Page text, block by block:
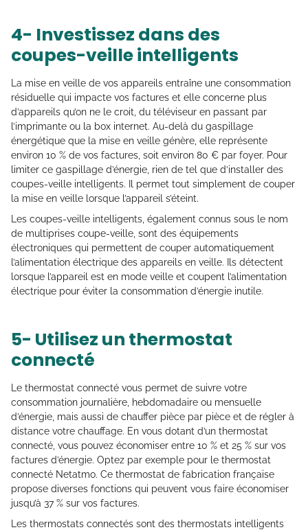
4- Investissez dans des
coupes-veille intelligents
La mise en veille de vos appareils entraîne une consommation
résiduelle qui impacte vos factures et elle concerne plus
d’appareils qu’on ne le croit, du téléviseur en passant par
l’imprimante ou la box internet. Au-delà du gaspillage
énergétique que la mise en veille génère, elle représente
environ 10 % de vos factures, soit environ 80 € par foyer. Pour
limiter ce gaspillage d’énergie, rien de tel que d’installer des
coupes-veille intelligents. Il permet tout simplement de couper
la mise en veille lorsque l’appareil s’éteint.
Les coupes-veille intelligents, également connus sous le nom
de multiprises coupe-veille, sont des équipements
électroniques qui permettent de couper automatiquement
l’alimentation électrique des appareils en veille. Ils détectent
lorsque l’appareil est en mode veille et coupent l’alimentation
électrique pour éviter la consommation d’énergie inutile.
5- Utilisez un thermostat
connecté
Le thermostat connecté vous permet de suivre votre
consommation journalière, hebdomadaire ou mensuelle
d’énergie, mais aussi de chauffer pièce par pièce et de régler à
distance votre chauffage. En vous dotant d’un thermostat
connecté, vous pouvez économiser entre 10 % et 25 % sur vos
factures d’énergie. Optez par exemple pour le thermostat
connecté Netatmo. Ce thermostat de fabrication française
propose diverses fonctions qui peuvent vous faire économiser
jusqu’à 37 % sur vos factures.
Les thermostats connectés sont des thermostats intelligents